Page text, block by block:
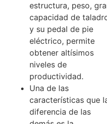
estructura, peso,
capacidad de
y su pedal de pie
eléctrico, permite
obtener altísimos
niveles de
productividad.
Una de las
características que
diferencia de las